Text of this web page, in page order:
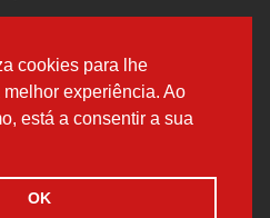
cookies para lhe
experiência. Ao
está a consentir a sua
OK
especial a base de dados inteira,
reproduzir, distribuir os dados
autorização da Tecdoc e/ou
por terceiros. Qualquer
uma violação dos direitos de